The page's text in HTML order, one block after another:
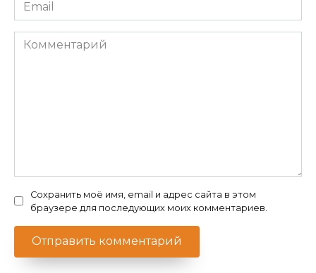
*
Комментарий
Сохранить моё имя, email и адрес сайта в этом
браузере для последующих моих комментариев.